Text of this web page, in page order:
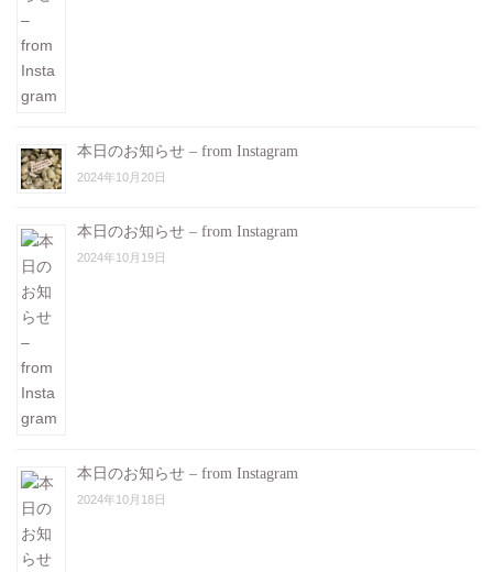
本日のお知らせ – from Instagram
2024年10月20日
本日のお知らせ – from Instagram
2024年10月19日
本日のお知らせ – from Instagram
2024年10月18日